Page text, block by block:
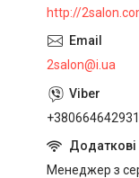
http://
2salon@i.ua
+380664642931
Менеджер з